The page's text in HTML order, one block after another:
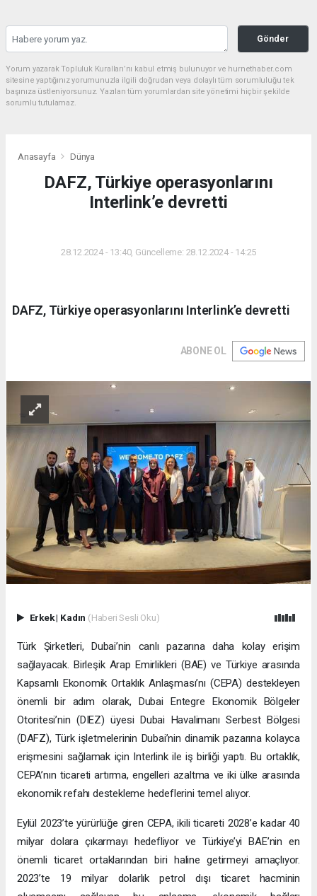
Gönder
Yorum yazarak Topluluk Kuralları’nı kabul etmiş bulunuyor ve hurnethaber.com
sitesine yaptığınız yorumunuzla ilgili doğrudan veya dolaylı tüm sorumluluğu tek
başınıza üstleniyorsunuz. Yazılan tüm yorumlardan site yönetimi hiçbir şekilde
sorumlu tutulamaz.
Anasayfa Dünya
DAFZ, Türkiye operasyonlarını
Interlink’e devretti
28.12.2024 - 13:40, Güncelleme: 28.12.2024 - 14:25
DAFZ, Türkiye operasyonlarını Interlink’e devretti
ABONE OL
Erkek| Kadın (Haberi Sesli Oku)
Türk Şirketleri, Dubai’nin canlı pazarına daha kolay erişim
sağlayacak. Birleşik Arap Emirlikleri (BAE) ve Türkiye arasında
Kapsamlı Ekonomik Ortaklık Anlaşması’nı (CEPA) destekleyen
önemli bir adım olarak, Dubai Entegre Ekonomik Bölgeler
Otoritesi’nin (DIEZ) üyesi Dubai Havalimanı Serbest Bölgesi
(DAFZ), Türk işletmelerinin Dubai’nin dinamik pazarına kolayca
erişmesini sağlamak için Interlink ile iş birliği yaptı. Bu ortaklık,
CEPA’nın ticareti artırma, engelleri azaltma ve iki ülke arasında
ekonomik refahı destekleme hedeflerini temel alıyor.
Eylül 2023’te yürürlüğe giren CEPA, ikili ticareti 2028’e kadar 40
milyar dolara çıkarmayı hedefliyor ve Türkiye’yi BAE’nin en
önemli ticaret ortaklarından biri haline getirmeyi amaçlıyor.
2023’te 19 milyar dolarlık petrol dışı ticaret hacminin